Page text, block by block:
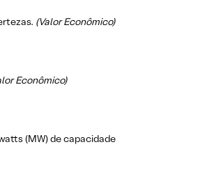
(Valor Econômico)
Econômico)
(MW) de capacidade